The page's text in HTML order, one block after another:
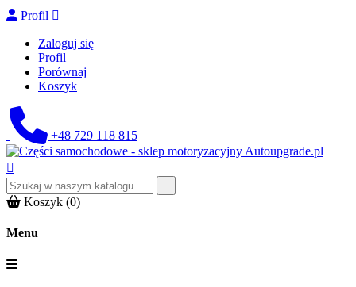
Profil 
Zaloguj się
Profil
Porównaj
Koszyk
+48 729 118 815


Koszyk (0)
Menu